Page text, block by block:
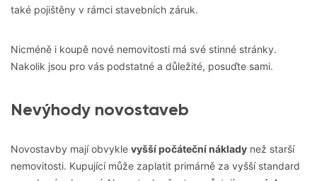
také pojištěny v rámci stavebních záruk.
Nicméně i koupě nové nemovitosti má své stinné stránky.
Nakolik jsou pro vás podstatné a důležité, posuďte sami.
Nevýhody novostaveb
Novostavby mají obvykle vyšší počáteční náklady než starší
nemovitosti. Kupující může zaplatit primárně za vyšší standard